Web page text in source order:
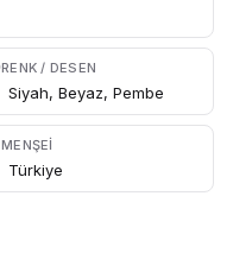
RENK / DESEN
Siyah, Beyaz, Pembe
MENŞEI
Türkiye